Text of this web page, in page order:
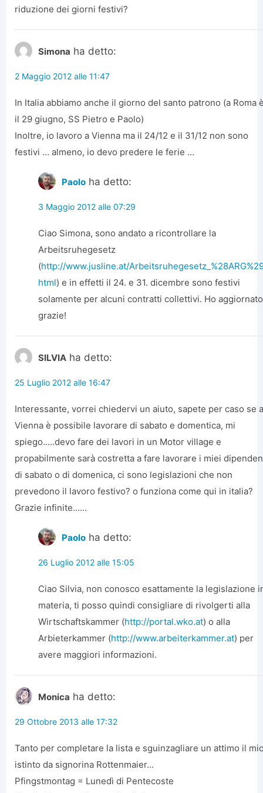
riduzione dei giorni festivi?
Simona ha detto:
2 Maggio 2012 alle 11:47
In Italia abbiamo anche il giorno del santo patrono (a Roma
il 29 giugno, SS Pietro e Paolo)
Inoltre, io lavoro a Vienna ma il 24/12 e il 31/12 non sono
festivi … almeno, io devo predere le ferie …
Paolo ha detto:
3 Maggio 2012 alle 07:29
Ciao Simona, sono andato a ricontrollare la
Arbeitsruhegesetz
(http://www.jusline.at/
html) e in effetti il 24. e 31. dicembre sono festivi
solamente per alcuni contratti collettivi. Ho
grazie!
SILVIA ha detto:
25 Luglio 2012 alle 16:47
Interessante, vorrei chiedervi un aiuto, sapete per caso se a
Vienna è possibile lavorare di sabato e domentica, mi
spiego…..devo fare dei lavori in un Motor village e
propabilmente sarà costretta a fare lavorare i miei
di sabato o di domenica, ci sono legislazioni che non
prevedono il lavoro festivo? o funziona come qui in italia?
Grazie infinite……
Paolo ha detto:
26 Luglio 2012 alle 15:05
Ciao Silvia, non conosco esattamente la legislazione
materia, ti posso quindi consigliare di rivolgerti alla
Wirtschaftskammer (http://portal.wko.at) o alla
Arbieterkammer (http://www.arbeiterkammer.at) per
avere maggiori informazioni.
Monica ha detto:
29 Ottobre 2013 alle 17:32
Tanto per completare la lista e sguinzagliare un attimo il
istinto da signorina Rottenmaier…
Pfingstmontag = Lunedì di Pentecoste